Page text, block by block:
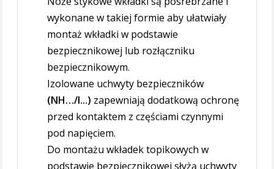
wykonane w takiej formie aby ułatwiały
montaż wkładki w podstawie
bezpiecznikowej lub rozłączniku
bezpiecznikowym.
Izolowane uchwyty bezpieczników
(NH…/I...) zapewniają dodatkową ochronę
przed kontaktem z częściami czynnymi
pod napięciem.
Do montażu wkładek topikowych w
podstawie bezpiecznikowej słyżą uchwyty